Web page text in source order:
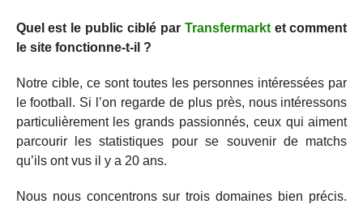
Quel est le public ciblé par Transfermarktet comment
le site fonctionne-t-il ?
Notre cible, ce sont toutes les personnes intéressées par
le football. Si l’on regarde de plus près, nous intéressons
particulièrement les grands passionnés, ceux qui aiment
parcourir les statistiques pour se souvenir de matchs
qu’ils ont vus il y a 20 ans.
Nous nous concentrons sur trois domaines bien précis.